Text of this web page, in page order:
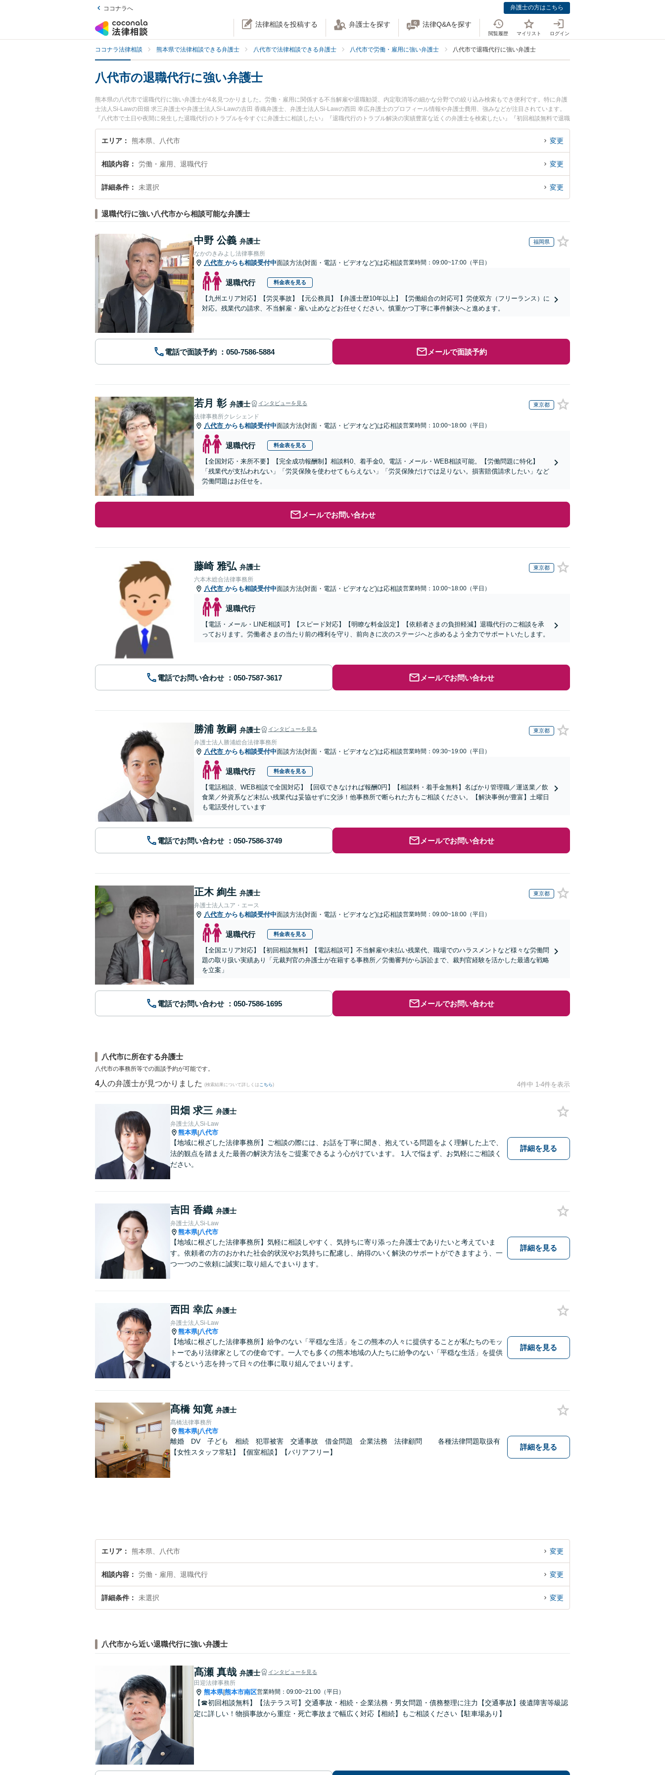
ココナラへ 弁護士の方はこちら
法律相談を投稿する 弁護士を探す 法律Q&Aを探す
閲覧履歴 マイリスト ログイン
ココナラ法律相談 熊本県で法律相談できる弁護士 八代市で法律相談できる弁護士 八代市で労働・雇用に強い弁護士 八代市で退職代行に強い弁護士
八代市の退職代行に強い弁護士
熊本県の八代市で退職代行に強い弁護士が4名見つかりました。労働・雇用に関係する不当解雇や退職勧奨、内定取消等の細かな分野での絞り込み検索もでき便利です。特に弁護
士法人Si-Lawの田畑 求三弁護士や弁護士法人Si-Lawの吉田 香織弁護士、弁護士法人Si-Lawの西田 幸広弁護士のプロフィール情報や弁護士費用、強みなどが注目されています。
『八代市で土日や夜間に発生した退職代行のトラブルを今すぐに弁護士に相談したい』『退職代行のトラブル解決の実績豊富な近くの弁護士を検索したい』『初回相談無料で退職
代行を法律相談できる八代市内の弁護士に相談予約したい』などでお困りの相談者さんにおすすめです。
エリア 熊本県、八代市 変更
相談内容 労働・雇用、退職代行 変更
詳細条件 未選択 変更
退職代行に強い八代市から相談可能な弁護士
中野 公義 弁護士 福岡県
なかのきみよし法律事務所
八代市 からも相談受付中面談方法(対面・電話・ビデオなど)は応相談営業時間：09:00~17:00（平日）
退職代行 料金表を見る
【九州エリア対応】【労災事故】【元公務員】【弁護士歴10年以上】【労働組合の対応可】労使双方（フリーランス）に
対応。残業代の請求、不当解雇・雇い止めなどお任せください。慎重かつ丁寧に事件解決へと進めます。
電話で面談予約 メールで面談予約
若月 彰 弁護士 インタビューを見る 東京都
法律事務所クレシェンド
八代市 からも相談受付中面談方法(対面・電話・ビデオなど)は応相談営業時間：10:00~18:00（平日）
退職代行 料金表を見る
【全国対応・来所不要】【完全成功報酬制】相談料0、着手金0。電話・メール・WEB相談可能。【労働問題に特化】
「残業代が支払われない」「労災保険を使わせてもらえない」「労災保険だけでは足りない。損害賠償請求したい」など
労働問題はお任せを。
メールでお問い合わせ
藤崎 雅弘 弁護士 東京都
六本木総合法律事務所
八代市 からも相談受付中面談方法(対面・電話・ビデオなど)は応相談営業時間：10:00~18:00（平日）
退職代行
【電話・メール・LINE相談可】【スピード対応】【明瞭な料金設定】【依頼者さまの負担軽減】退職代行のご相談を承
っております。労働者さまの当たり前の権利を守り、前向きに次のステージへと歩めるよう全力でサポートいたします。
電話でお問い合わせ メールでお問い合わせ
勝浦 敦嗣 弁護士 インタビューを見る 東京都
弁護士法人勝浦総合法律事務所
八代市 からも相談受付中面談方法(対面・電話・ビデオなど)は応相談営業時間：09:30~19:00（平日）
退職代行 料金表を見る
【電話相談、WEB相談で全国対応】【回収できなければ報酬0円】【相談料・着手金無料】名ばかり管理職／運送業／飲
食業／外資系など未払い残業代は妥協せずに交渉！他事務所で断られた方もご相談ください。【解決事例が豊富】土曜日
も電話受付しています
電話でお問い合わせ メールでお問い合わせ
正木 絢生 弁護士 東京都
弁護士法人ユア・エース
八代市 からも相談受付中面談方法(対面・電話・ビデオなど)は応相談営業時間：09:00~18:00（平日）
退職代行 料金表を見る
【全国エリア対応】【初回相談無料】【電話相談可】不当解雇や未払い残業代、職場でのハラスメントなど様々な労働問
題の取り扱い実績あり「元裁判官の弁護士が在籍する事務所／労働審判から訴訟まで、裁判官経験を活かした最適な戦略
を立案」
電話でお問い合わせ メールでお問い合わせ
八代市に所在する弁護士
八代市の事務所等での面談予約が可能です。
4 人の弁護士が見つかりました (検索結果について詳しくは こちら) 4件中 1-4件を表示
田畑 求三 弁護士
弁護士法人Si-Law
熊本県|八代市
【地域に根ざした法律事務所】ご相談の際には、お話を丁寧に聞き、抱えている問題をよく理解した上で、
法的観点を踏まえた最善の解決方法をご提案できるよう心がけています。 1人で悩まず、お気軽にご相談く
ださい。
詳細を見る
吉田 香織 弁護士
弁護士法人Si-Law
熊本県|八代市
【地域に根ざした法律事務所】気軽に相談しやすく、気持ちに寄り添った弁護士でありたいと考えていま
す。依頼者の方のおかれた社会的状況やお気持ちに配慮し、納得のいく解決のサポートができますよう、一
つ一つのご依頼に誠実に取り組んでまいります。
詳細を見る
西田 幸広 弁護士
弁護士法人Si-Law
熊本県|八代市
【地域に根ざした法律事務所】紛争のない「平穏な生活」をこの熊本の人々に提供することが私たちのモッ
トーであり法律家としての使命です。一人でも多くの熊本地域の人たちに紛争のない「平穏な生活」を提供
するという志を持って日々の仕事に取り組んでまいります。
詳細を見る
髙橋 知寛 弁護士
髙橋法律事務所
熊本県|八代市
離婚 DV 子ども 相続 犯罪被害 交通事故 借金問題 企業法務 法律顧問 各種法律問題取扱有
【女性スタッフ常駐】【個室相談】【バリアフリー】
詳細を見る
エリア 熊本県、八代市 変更
相談内容 労働・雇用、退職代行 変更
詳細条件 未選択 変更
八代市から近い退職代行に強い弁護士
髙瀬 真哉 弁護士 インタビューを見る
田迎法律事務所
熊本県|熊本市南区営業時間：09:00~21:00（平日）
【☎︎初回相談無料】【法テラス可】交通事故・相続・企業法務・男女問題・債務整理に注力【交通事故】後遺障害等級認
定に詳しい！物損事故から重症・死亡事故まで幅広く対応【相続】もご相談ください【駐車場あり】